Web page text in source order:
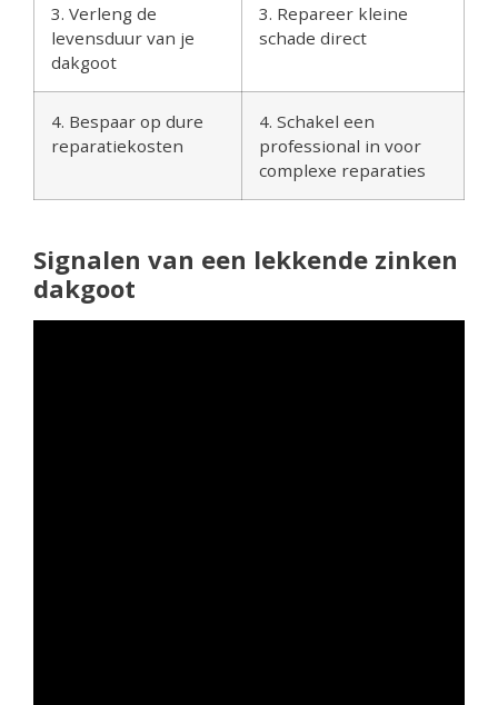
3. Verleng de
levensduur van je
dakgoot
3. Repareer kleine
schade direct
4. Bespaar op dure
reparatiekosten
4. Schakel een
professional in voor
complexe reparaties
Signalen van een lekkende zinken
dakgoot